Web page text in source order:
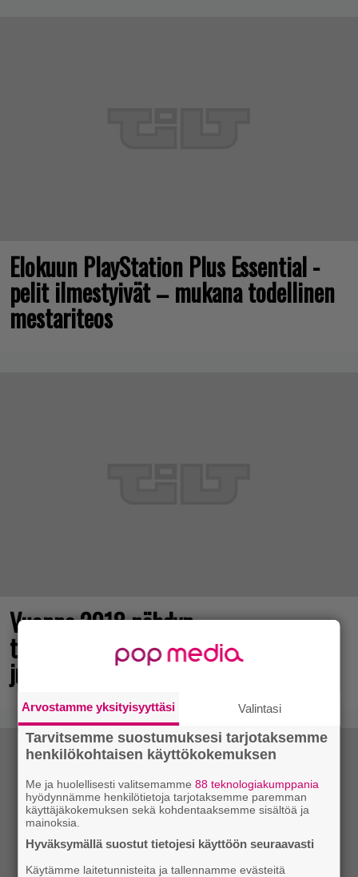
Elokuun PlayStation Plus Essential -
pelit ilmestyivät – mukana todellinen
mestariteos
Vuonna 2018 nähdyn
toimintaroolipelin jatko-osa sai
julkaisupäivänsä
Arvostamme yksityisyyttäsi Valintasi
Tarvitsemme suostumuksesi tarjotaksemme
henkilökohtaisen käyttökokemuksen
Me ja huolellisesti valitsemamme88 teknologiakumppania
hyödynnämme henkilötietoja tarjotaksemme paremman
käyttäjäkokemuksen sekä kohdentaaksemme sisältöä ja
mainoksia.
Hyväksymällä suostut tietojesi käyttöön seuraavasti
Käytämme laitetunnisteita ja tallennamme evästeitä